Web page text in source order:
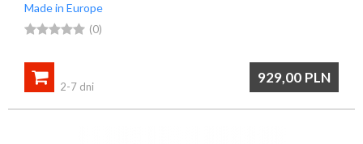
Made in Europe
 (0)
929,00 PLN

2-7 dni